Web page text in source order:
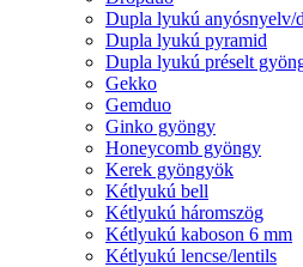
Dupla lyukú anyósnyelv/
Dupla lyukú pyramid
Dupla lyukú préselt
Gekko
Gemduo
Ginko gyöngy
Honeycomb gyöngy
Kerek gyöngyök
Kétlyukú bell
Kétlyukú háromszög
Kétlyukú kaboson 6 mm
Kétlyukú lencse/lentils